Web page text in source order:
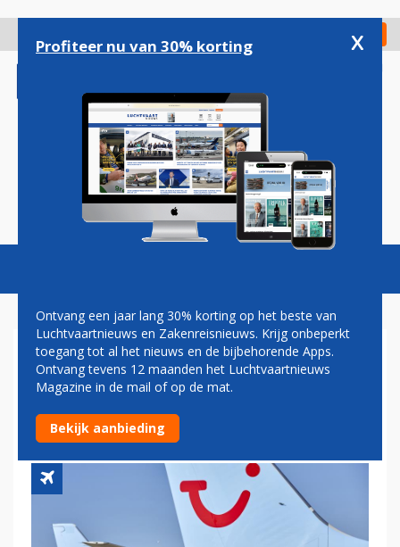
gaan
Check in
Magazine Podcasts Vacatures
TUI BELOOFT REIZIGERS:
DEZE ZOMER NIET ACHTERAF
NOG PRIJSVERHOGINGEN
Profiteer nu van 30% korting x
Ontvang een jaar lang 30% korting op het beste van
Luchtvaartnieuws en Zakenreisnieuws. Krijg onbeperkt
toegang tot al het nieuws en de bijbehorende Apps.
Ontvang tevens 12 maanden het Luchtvaartnieuws
Magazine in de mail of op de mat.
Bekijk aanbieding